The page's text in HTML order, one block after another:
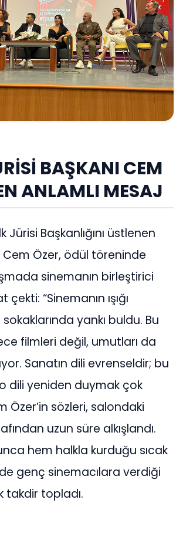
BAŞKANI CEM
ANLAMLI MESAJ
Jürisi Başkanlığını üstlenen
Özer, ödül töreninde
sinemanın birleştirici
“Sinemanın ışığı
yankı buldu. Bu
filmleri değil, umutları da
Sanatın dili evrenseldir; bu
dili yeniden duymak çok
Özer’in sözleri, salondaki
uzun süre alkışlandı.
hem halkla kurduğu sıcak
genç sinemacılara verdiği
takdir topladı.